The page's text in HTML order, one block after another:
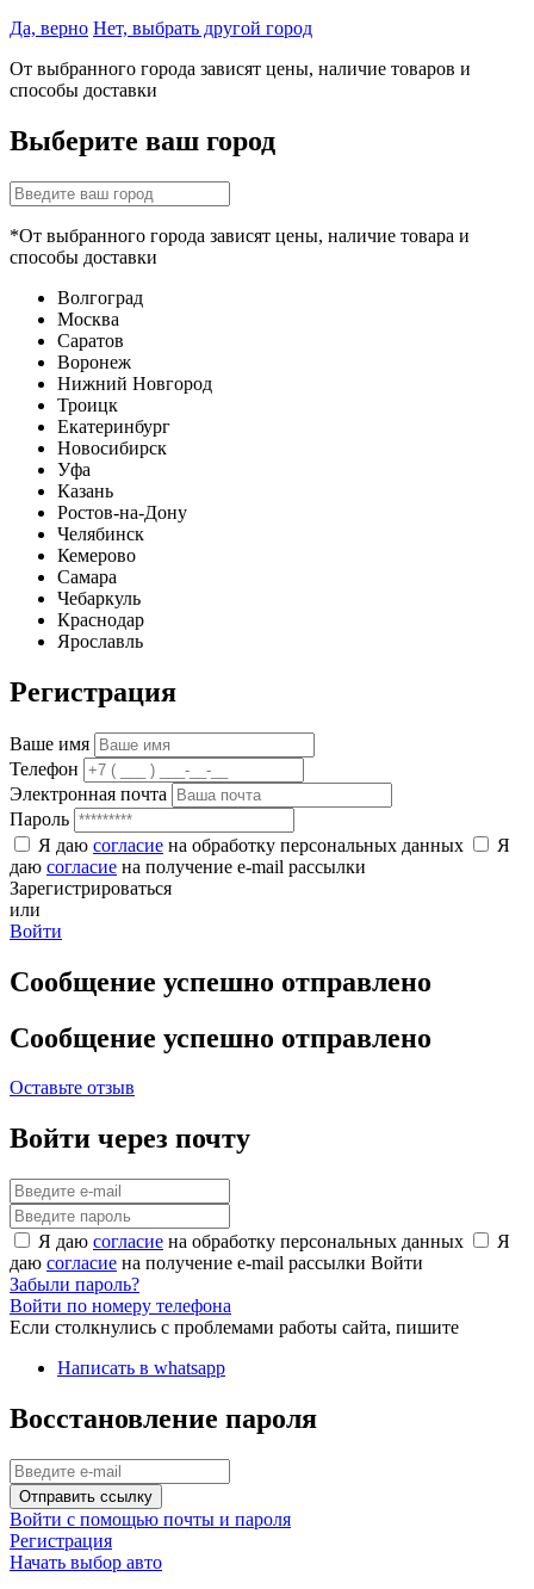
Да, верно Нет, выбрать другой город
От выбранного города зависят цены, наличие товаров и
способы доставки
Выберите ваш город
*От выбранного города зависят цены, наличие товара и
способы доставки
Волгоград
Москва
Саратов
Воронеж
Нижний Новгород
Троицк
Екатеринбург
Новосибирск
Уфа
Казань
Ростов-на-Дону
Челябинск
Кемерово
Самара
Чебаркуль
Краснодар
Ярославль
Регистрация
Ваше имя
Телефон
Электронная почта
Пароль
Я даю согласие на обработку персональных данных
Я
даю согласие на получение e-mail рассылки
Зарегистрироваться
или
Войти
Сообщение успешно отправлено
Сообщение успешно отправлено
Оставьте отзыв
Войти через почту
Я даю согласие на обработку персональных данных
Я
даю согласие на получение e-mail рассылки Войти
Забыли пароль?
Войти по номеру телефона
Если столкнулись с проблемами работы сайта, пишите
Написать в whatsapp
Восстановление пароля
Отправить ссылку
Войти с помощью почты и пароля
Регистрация
Начать выбор авто